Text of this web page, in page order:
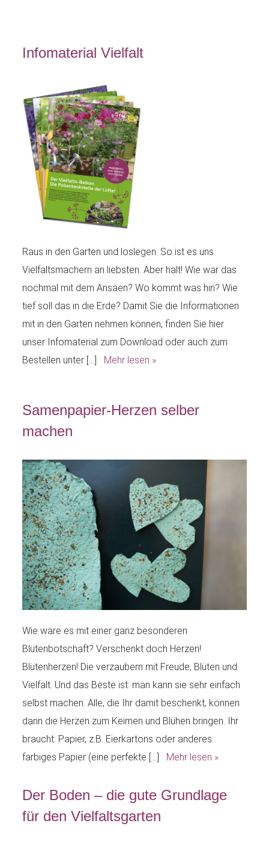
Infomaterial Vielfalt
Raus in den Garten und loslegen. So ist es uns
Vielfaltsmachern an liebsten. Aber halt! Wie war das
nochmal mit dem Ansäen? Wo kommt was hin? Wie
tief soll das in die Erde? Damit Sie die Informationen
mit in den Garten nehmen können, finden Sie hier
unser Infomaterial zum Download oder auch zum
Bestellen unter […] Mehr lesen »
Samenpapier-Herzen selber
machen
Wie wäre es mit einer ganz besonderen
Blütenbotschaft? Verschenkt doch Herzen!
Blütenherzen! Die verzaubern mit Freude, Blüten und
Vielfalt. Und das Beste ist: man kann sie sehr einfach
selbst machen. Alle, die Ihr damit beschenkt, können
dann die Herzen zum Keimen und Blühen bringen. Ihr
braucht: Papier, z.B. Eierkartons oder anderes
farbiges Papier (eine perfekte […] Mehr lesen »
Der Boden – die gute Grundlage
für den Vielfaltsgarten